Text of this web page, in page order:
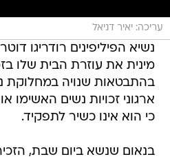
עריכה: יאיר דניאל
נשיא הפיליפינים רודריגו
מינית את עוזרת הבית שלו
בהתבטאות שנויה במחלוקת
ארגוני זכויות נשים האשימו
כי הוא אינו כשיר לתפקיד.
בנאום שנשא ביום שבת,